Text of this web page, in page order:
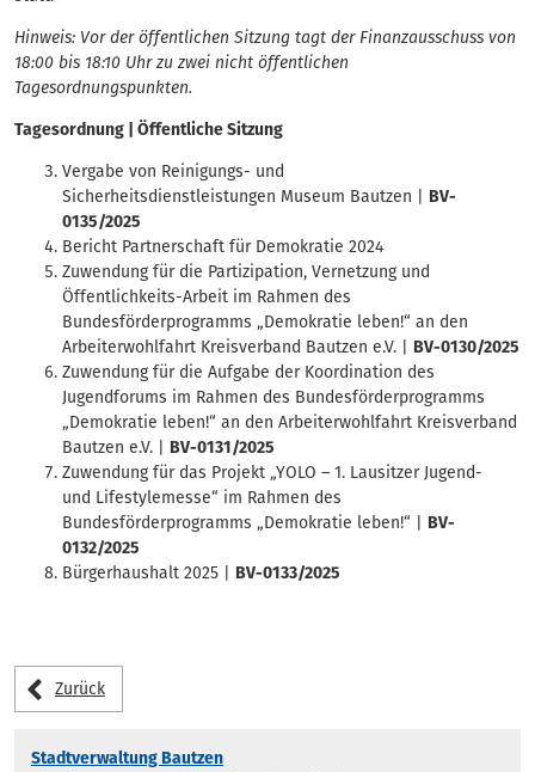
Hinweis: Vor der öffentlichen Sitzung tagt der Finanzausschuss von
18:00 bis 18:10 Uhr zu zwei nicht öffentlichen
Tagesordnungspunkten.
Tagesordnung | Öffentliche Sitzung
Vergabe von Reinigungs- und
Sicherheitsdienstleistungen Museum Bautzen | BV-
0135/2025
Bericht Partnerschaft für Demokratie 2024
Zuwendung für die Partizipation, Vernetzung und
Öffentlichkeits-Arbeit im Rahmen des
Bundesförderprogramms „Demokratie leben!“ an den
Arbeiterwohlfahrt Kreisverband Bautzen e.V. | BV-0130/2025
Zuwendung für die Aufgabe der Koordination des
Jugendforums im Rahmen des Bundesförderprogramms
„Demokratie leben!“ an den Arbeiterwohlfahrt Kreisverband
Bautzen e.V. | BV-0131/2025
Zuwendung für das Projekt „YOLO – 1. Lausitzer Jugend-
und Lifestylemesse“ im Rahmen des
Bundesförderprogramms „Demokratie leben!“ | BV-
0132/2025
Bürgerhaushalt 2025 | BV-0133/2025
Zurück
Stadtverwaltung Bautzen